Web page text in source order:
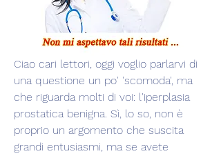
Ciao cari lettori, oggi voglio parlarvi di
una questione un po' 'scomoda', ma
che riguarda molti di voi: l'iperplasia
prostatica benigna. Sì, lo so, non è
proprio un argomento che suscita
grandi entusiasmi, ma se avete